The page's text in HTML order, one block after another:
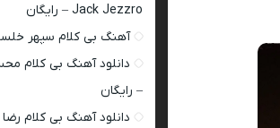
Jack Jezzro – رایگان
آهنگ بی کلام سپهر
دانلود آهنگ بی کلام
– رایگان
دانلود آهنگ بی کلام